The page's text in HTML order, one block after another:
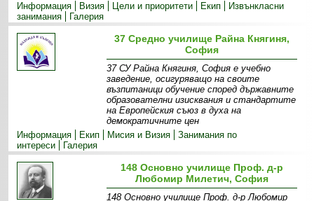
Информация
Визия Цели и приоритети Екип
Извънкласни
занимания
Галерия
37 Средно училище Райна Княгиня,
София
37 СУ Райна Княгиня, София е учебно
заведение, осигуряващо на своите
възпитаници обучение според държавните
образователни изисквания и стандартите
на Европейския съюз в духа на
демократичните цен
Информация
Екип Мисия и Визия
Занимания по
интереси
Галерия
148 Основно училище Проф. д-р
Любомир Милетич, София
148 Основно училище Проф. д-р Любомир